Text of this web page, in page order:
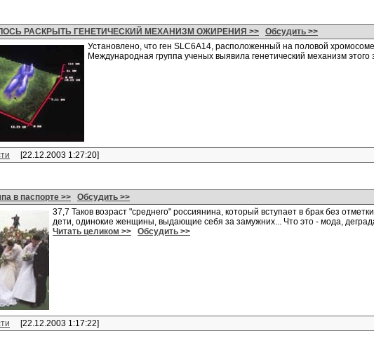
РАСКРЫТЬ ГЕНЕТИЧЕСКИЙ МЕХАНИЗМ ОЖИРЕНИЯ >>
Обсудить >>
Установлено, что ген SLC6A14, расположенный на половой
Международная группа ученых выявила генетический механизм
[22.12.2003 1:27:20]
в паспорте >>
Обсудить >>
37,7 Таков возраст "среднего" россиянина, который вступает в брак без
дети, одинокие женщины, выдающие себя за замужних... Что это - мода,
Читать целиком >>
Обсудить >>
[22.12.2003 1:17:22]